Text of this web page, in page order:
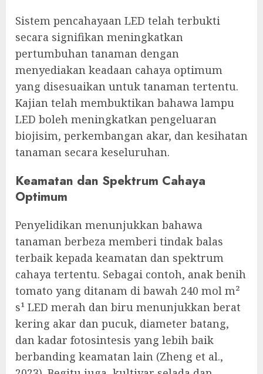
Sistem pencahayaan LED telah terbukti
secara signifikan meningkatkan
pertumbuhan tanaman dengan
menyediakan keadaan cahaya optimum
yang disesuaikan untuk tanaman tertentu.
Kajian telah membuktikan bahawa lampu
LED boleh meningkatkan pengeluaran
biojisim, perkembangan akar, dan kesihatan
tanaman secara keseluruhan.
Keamatan dan Spektrum Cahaya
Optimum
Penyelidikan menunjukkan bahawa
tanaman berbeza memberi tindak balas
terbaik kepada keamatan dan spektrum
cahaya tertentu. Sebagai contoh, anak benih
tomato yang ditanam di bawah 240 mol m²
s¹ LED merah dan biru menunjukkan berat
kering akar dan pucuk, diameter batang,
dan kadar fotosintesis yang lebih baik
berbanding keamatan lain (Zheng et al.,